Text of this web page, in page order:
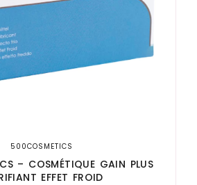
500COSMETICS
– COSMÉTIQUE GAIN PLUS
EFFET FROID